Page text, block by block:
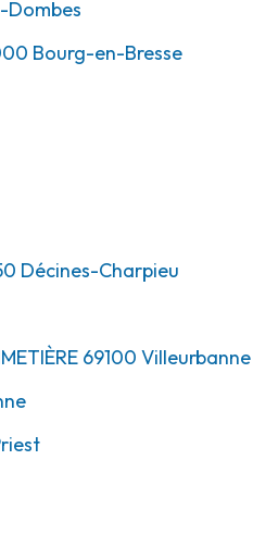
Dombes
Bourg-en-Bresse
Décines-Charpieu
69100 Villeurbanne